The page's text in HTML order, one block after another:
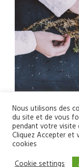
Nous utilisons des
du site et de vous
pendant votre visite
Cliquez Accepter et
cookies
Cookie settings